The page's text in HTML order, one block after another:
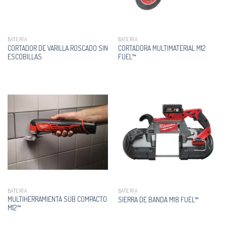
BATERÍA
CORTADOR DE VARILLA ROSCADO SIN
ESCOBILLAS
BATERÍA
CORTADORA MULTIMATERIAL M12
FUEL™
BATERÍA
MULTIHERRAMIENTA SUB COMPACTO
M12™
BATERÍA
SIERRA DE BANDA M18 FUEL™